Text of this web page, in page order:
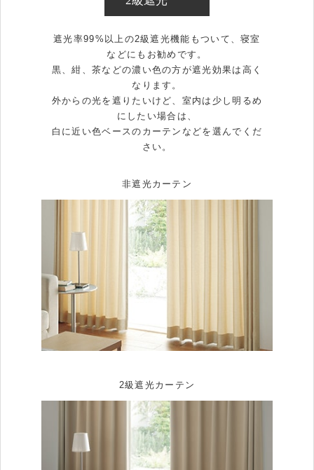
遮光率99%以上の2級遮光機能もついて、寝室
などにもお勧めです。
黒、紺、茶などの濃い色の方が遮光効果は高く
なります。
外からの光を遮りたいけど、室内は少し明るめ
にしたい場合は、
白に近い色ベースのカーテンなどを選んでくだ
さい。
非遮光カーテン
2級遮光カーテン